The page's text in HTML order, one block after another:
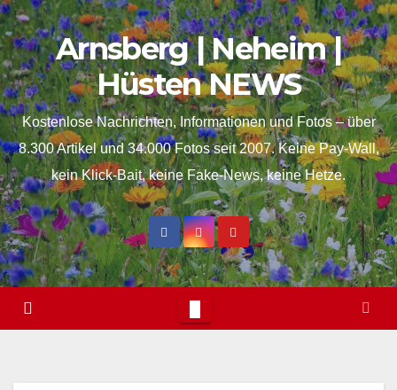
springen
Skip
to
content
Arnsberg | Neheim |
Hüsten NEWS
Kostenlose Nachrichten, Informationen und Fotos – über
8.300 Artikel und 34.000 Fotos seit 2007. Keine Pay-Wall,
kein Klick-Bait, keine Fake-News, keine Hetze.